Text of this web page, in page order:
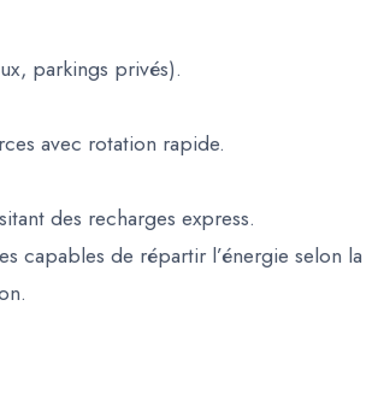
parkings privés).
avec rotation rapide.
des recharges express.
capables de répartir l’énergie selon la